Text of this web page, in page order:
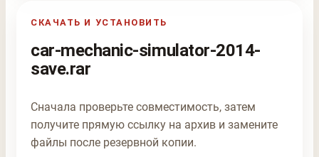
СКАЧАТЬ И УСТАНОВИТЬ
car-mechanic-simulator-2014-
save.rar
Сначала проверьте совместимость, затем
получите прямую ссылку на архив и замените
файлы после резервной копии.